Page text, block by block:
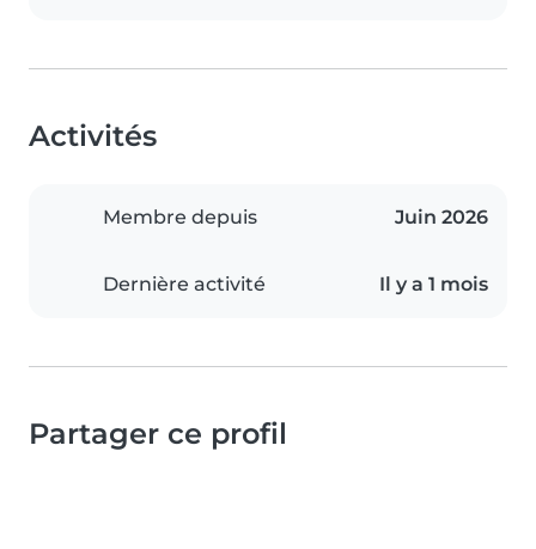
Activités
Membre depuis Juin 2026
Dernière activité Il y a 1 mois
Partager ce profil